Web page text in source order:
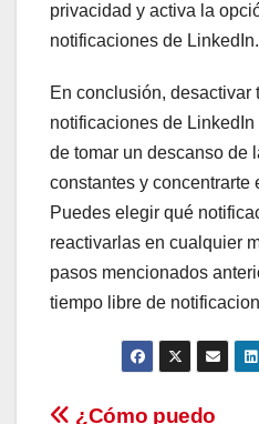
privacidad y activa la
notificaciones de LinkedIn.
En conclusión, desactivar
notificaciones de
de tomar un descanso de
constantes y concentrarte
Puedes elegir qué
reactivarlas en cualquier
pasos mencionados
tiempo libre de
¿Cómo puedo